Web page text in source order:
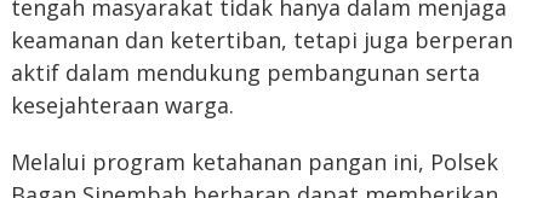
tengah masyarakat tidak hanya dalam menjaga
keamanan dan ketertiban, tetapi juga berperan
aktif dalam mendukung pembangunan serta
kesejahteraan warga.
Melalui program ketahanan pangan ini, Polsek